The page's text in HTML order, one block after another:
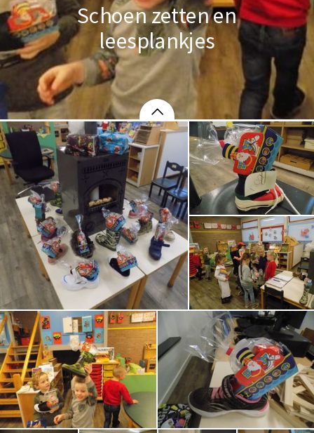
Schoen zetten en
leesplankjes